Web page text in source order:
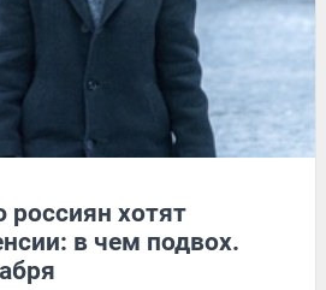
россиян хотят
в чем подвох.